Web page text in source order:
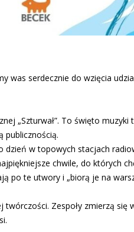
serdecznie do wzięcia
„Szturwał”. To święto
publicznością.
w topowych stacjach
chwile, do których
po te utwory i „biorą je na
Zespoły zmierzą się